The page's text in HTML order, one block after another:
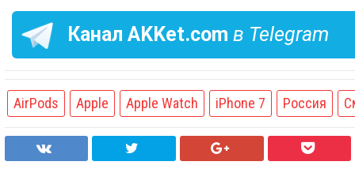
Канал AKKet.com в Telegram
AirPods Apple Apple Watch iPhone 7 Россия